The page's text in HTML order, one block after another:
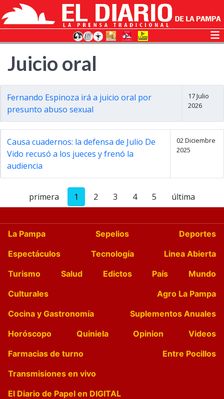
Juicio oral
Fernando Espinoza irá a juicio oral por
presunto abuso sexual
17 Julio
2026
Causa cuadernos: la defensa de Julio De
Vido recusó a los jueces y frenó la
audiencia
02 Diciembre
2025
primera 1 2 3 4 5 última
La Pampa Sepelios
Deportes
Espectáculos
Tecnología
Linea Abierta
Turismo
Salud Edictos País
Mundo
Culturales
Agro La Pampa
Cocina y Gastronomía
Suplementos Anuales
Horóscopo
Quiniela Opinion
Videos
Farmacias de turno
Entre Pocillos
Transmisiones en vivo
El Diario de Papel en DIGITAL